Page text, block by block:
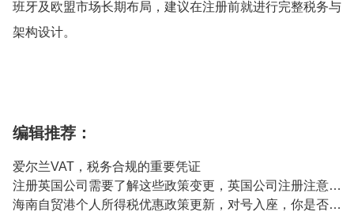
班牙及欧盟市场长期布局，建议在注册前就进行完整税务与
架构设计。
编辑推荐：
爱尔兰VAT，税务合规的重要凭证
注册英国公司需要了解这些政策变更，英国公司注册注意事项
海南自贸港个人所得税优惠政策更新，对号入座，你是否属于高端紧缺人才